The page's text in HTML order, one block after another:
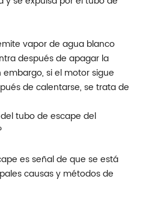
vapor de agua blanco
después de apagar la
embargo, si el motor sigue
de calentarse, se trata de
tubo de escape del
es señal de que se está
causas y métodos de